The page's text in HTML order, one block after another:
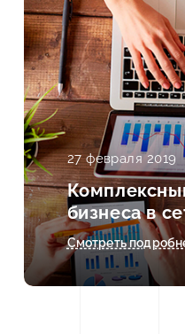
27 февраля 2019
бизнеса в
Смотреть